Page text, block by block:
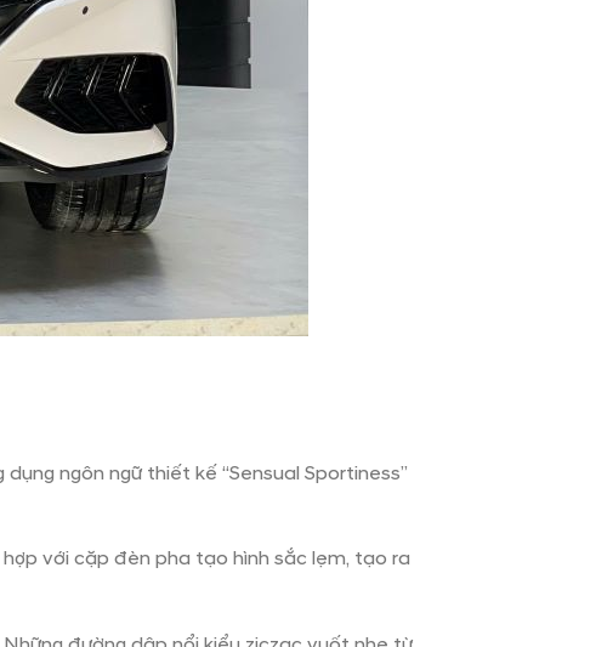
ngôn ngữ thiết kế “Sensual Sportiness”
với cặp đèn pha tạo hình sắc lẹm, tạo ra